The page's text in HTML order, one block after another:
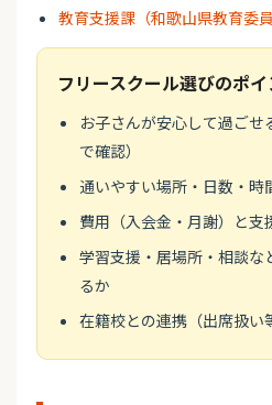
教育支援課（和歌山県教育委員
フリースクール選びのポイ
お子さんが安心して過ご
で確認）
通いやすい場所・日数・時
費用（入会金・月謝）と支
学習支援・居場所・相談な
るか
在籍校との連携（出席扱い